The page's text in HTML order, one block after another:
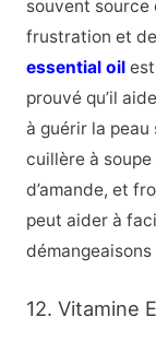
souvent source
frustration et
essential oilest
prouvé qu’il
à guérir la peau
cuillère à soupe
d’amande, et
peut aider à
12. Vitamine E